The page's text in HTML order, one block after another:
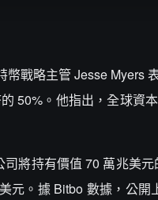
戰略主管 Jesse Myers
50%。他指出，全球資
將持有價值 70 萬兆美
元。據 Bitbo 數據，公